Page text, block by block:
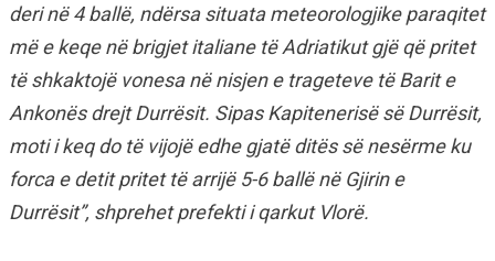
deri në 4 ballë, ndërsa situata meteorologjike paraqitet
më e keqe në brigjet italiane të Adriatikut gjë që pritet
të shkaktojë vonesa në nisjen e trageteve të Barit e
Ankonës drejt Durrësit. Sipas Kapitenerisë së Durrësit,
moti i keq do të vijojë edhe gjatë ditës së nesërme ku
forca e detit pritet të arrijë 5-6 ballë në Gjirin e
Durrësit”, shprehet prefekti i qarkut Vlorë.